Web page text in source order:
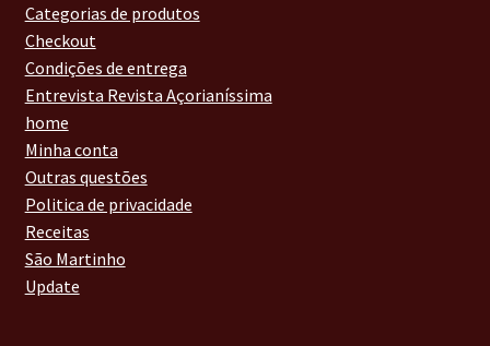
Categorias de produtos
Checkout
Condições de entrega
Entrevista Revista Açorianíssima
home
Minha conta
Outras questões
Politica de privacidade
Receitas
São Martinho
Update